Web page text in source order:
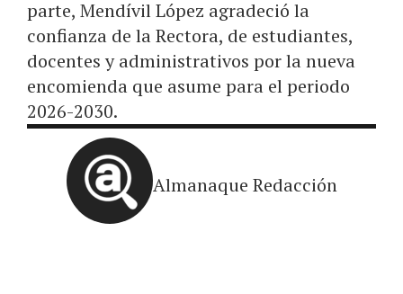
parte, Mendívil López agradeció la
confianza de la Rectora, de estudiantes,
docentes y administrativos por la nueva
encomienda que asume para el periodo
2026-2030.
Almanaque Redacción